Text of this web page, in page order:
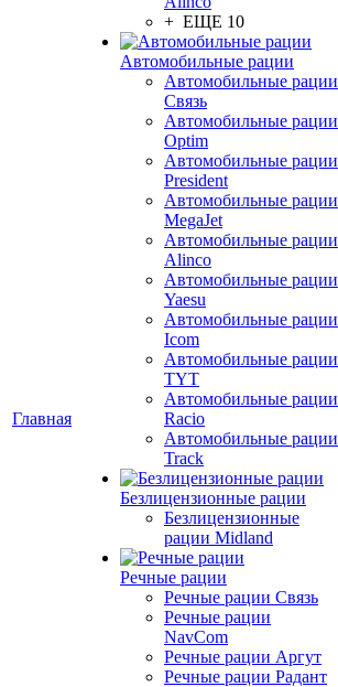
Главная
+ ЕЩЕ 10
Автомобильные рации
Автомобильные рации
Связь
Автомобильные рации
Optim
Автомобильные рации
President
Автомобильные рации
MegaJet
Автомобильные рации
Alinco
Автомобильные рации
Yaesu
Автомобильные рации
Icom
Автомобильные рации
TYT
Автомобильные рации
Racio
Автомобильные рации
Track
Безлицензионные рации
Безлицензионные
рации Midland
Речные рации
Речные рации Связь
Речные рации
NavCom
Речные рации Аргут
Речные рации Радант